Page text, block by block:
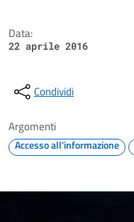
Data:
22 aprile 2016
Condividi
Argomenti
Accesso all'informazione